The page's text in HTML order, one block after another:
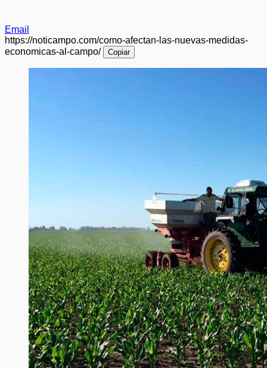
Email
https://noticampo.com/como-afectan-las-nuevas-medidas-
economicas-al-campo/
Copiar